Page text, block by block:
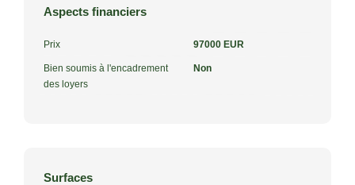
Aspects financiers
Prix 97000 EUR
Bien soumis à l'encadrement
des loyers
Non
Surfaces